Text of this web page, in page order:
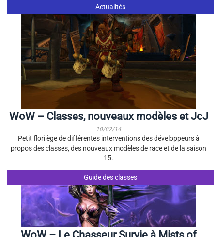
Actualités
WoW – Classes, nouveaux modèles et JcJ
10/02/14
Petit florilège de différentes interventions des développeurs à
propos des classes, des nouveaux modèles de race et de la saison
15.
Guide des classes